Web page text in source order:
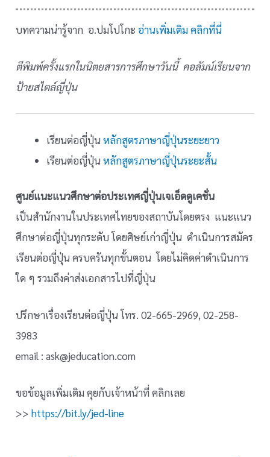
บทความน่ารู้จาก อ.ปมโปโกะอ่านเพิ่มเติม คลิกที่นี่
ตีพิมพ์ครั้งแรกในนิตยสารการศึกษาวันนี้ คอลัมน์เรียนจาก
ป้ายสไตล์ญี่ปุ่น
เรียนต่อญี่ปุ่นหลักสูตรภาษาญี่ปุ่นระยะยาว
เรียนต่อญี่ปุ่นหลักสูตรภาษาญี่ปุ่นระยะสั้น
ศูนย์แนะแนวศึกษาต่อประเทศญี่ปุ่นเจเอ็ดดูเคชั่น
เป็นสำนักงานในประเทศไทยของสถาบันโดยตรง แนะแนว
ศึกษาต่อญี่ปุ่นทุกระดับ โดยศิษย์เก่าญี่ปุ่น ดำเนินการสมัคร
เรียนต่อญี่ปุ่น ครบครันทุกขั้นตอน โดยไม่คิดค่าดำเนินการ
ใด ๆ รวมถึงค่าส่งเอกสารไปที่ญี่ปุ่น
ปรึกษาเรื่องเรียนต่อญี่ปุ่น โทร. 02-665-2969, 02-258-
3983
email : ask@jeducation.com
ขอข้อมูลเพิ่มเติม คุยกับเจ้าหน้าที่ คลิกเลย
>>https://bit.ly/jed-line